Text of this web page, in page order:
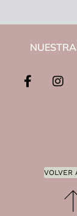
VOLVER